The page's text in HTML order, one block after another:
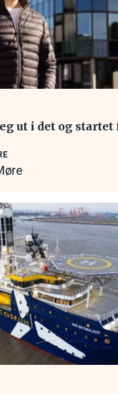
ut i det og